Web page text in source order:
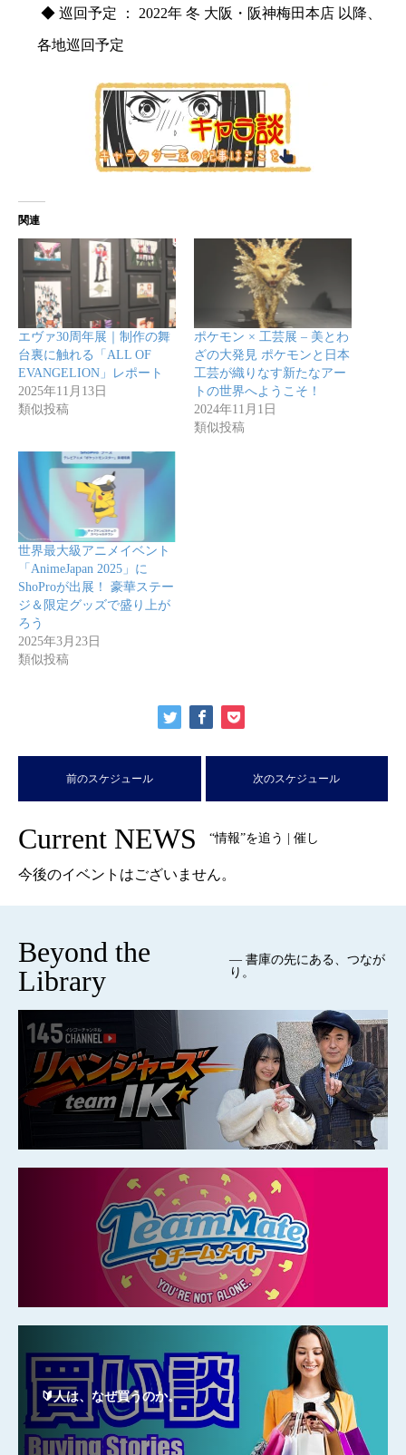
◆ 巡回予定 ： 2022年 冬 大阪・阪神梅田本店 以降、
各地巡回予定
関連
エヴァ30周年展｜制作の舞
台裏に触れる「ALL OF
EVANGELION」レポート
2025年11月13日
類似投稿
ポケモン × 工芸展 – 美とわ
ざの大発見 ポケモンと日本
工芸が織りなす新たなアー
トの世界へようこそ！
2024年11月1日
類似投稿
世界最大級アニメイベント
「AnimeJapan 2025」に
ShoProが出展！ 豪華ステー
ジ＆限定グッズで盛り上が
ろう
2025年3月23日
類似投稿
前のスケジュール 次のスケジュール
Current NEWS “情報”を追う | 催し
今後のイベントはございません。
Beyond the
Library
— 書庫の先にある、つなが
り。
🔰人は、なぜ買うのか。